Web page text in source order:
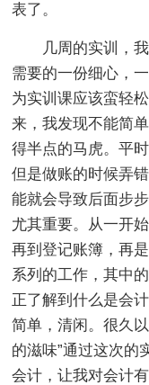
表了。
几周的实训，我
需要的一份细心，
为实训课应该蛮轻
来，我发现不能简
得半点的马虎。平
但是做账的时候弄
能就会导致后面步
尤其重要。从一开
再到登记账簿，再
系列的工作，其中
正了解到什么是会
简单，清闲。很久
的滋味”通过这次的
会计，让我对会计